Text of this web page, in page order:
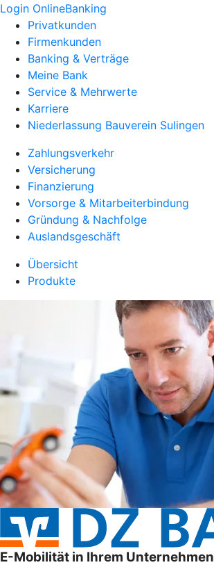
Login OnlineBanking
Privatkunden
Firmenkunden
Banking & Verträge
Meine Bank
Service & Mehrwerte
Karriere
Niederlassung Bauverein Sulingen
Zahlungsverkehr
Versicherung
Finanzierung
Vorsorge & Mitarbeiterbindung
Gründung & Nachfolge
Auslandsgeschäft
Übersicht
Produkte
E-Mobilität in Ihrem Unternehmen